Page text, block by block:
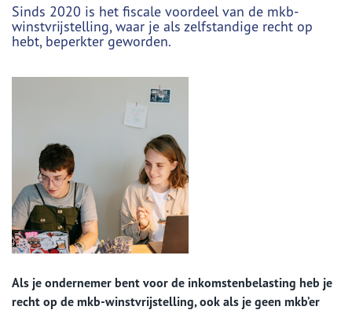
Sinds 2020 is het fiscale voordeel van de mkb-
winstvrijstelling, waar je als zelfstandige recht op
hebt, beperkter geworden.
Als je ondernemer bent voor de inkomstenbelasting heb je
recht op de mkb-winstvrijstelling, ook als je geen mkb’er